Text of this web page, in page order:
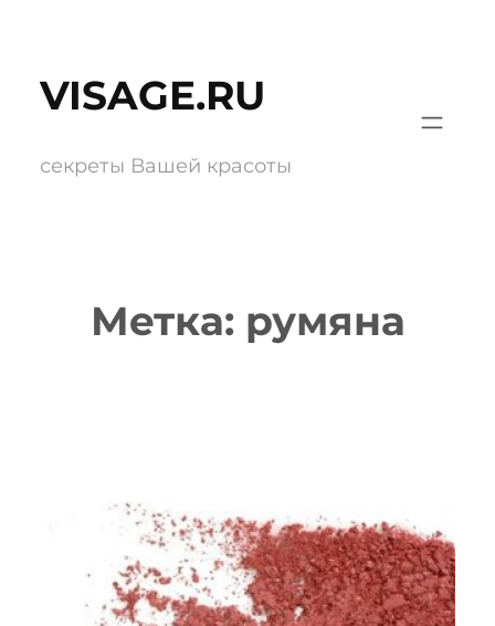
содержимому
VISAGE.RU
секреты Вашей красоты
Метка: румяна